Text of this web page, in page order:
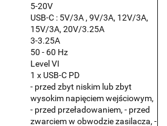
5-20V
USB-C : 5V/3A , 9V/3A, 12V/3A,
15V/3A, 20V/3.25A
3-3.25A
50 - 60 Hz
Level VI
1 x USB-C PD
- przed zbyt niskim lub zbyt
wysokim napięciem wejściowym,
- przed przeładowaniem, - przed
zwarciem w obwodzie zasilacza, -